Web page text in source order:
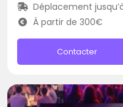
Déplacement
À partir de 300€
Contacter